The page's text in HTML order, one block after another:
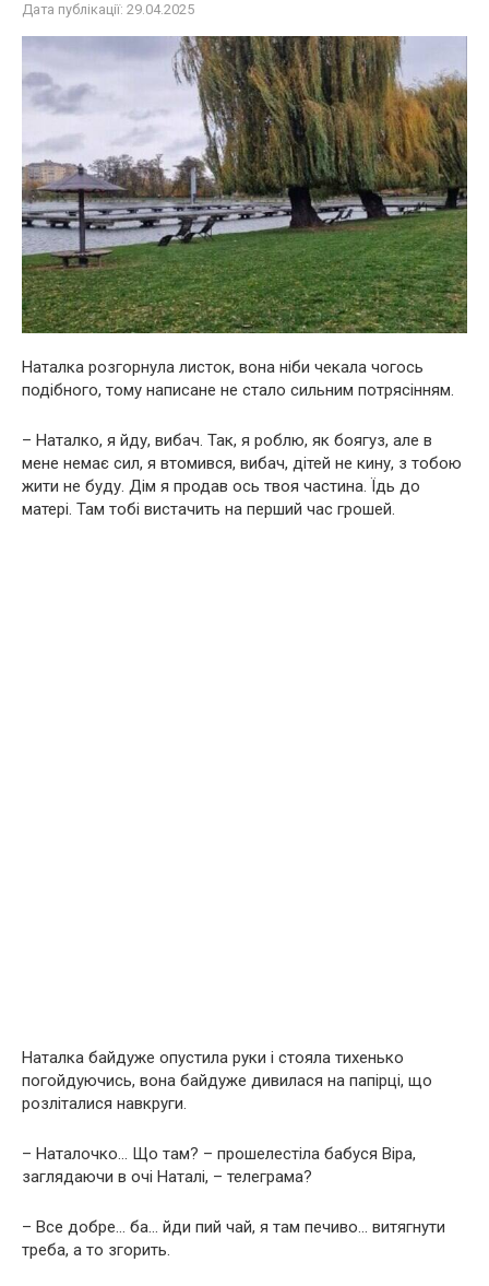
Дата публікації: 29.04.2025
Наталка розгорнула листок, вона ніби чекала чогось
подібного, тому написане не стало сильним потрясінням.
– Наталко, я йду, вибач. Так, я роблю, як боягуз, але в
мене немає сил, я втомився, вибач, дітей не кину, з тобою
жити не буду. Дім я продав ось твоя частина. Їдь до
матері. Там тобі вистачить на перший час грошей.
Наталка байдуже опустила руки і стояла тихенько
погойдуючись, вона байдуже дивилася на папірці, що
розліталися навкруги.
– Наталочко… Що там? – прошелестіла бабуся Віра,
заглядаючи в очі Наталі, – телеграма?
– Все добре… ба… йди пий чай, я там печиво… витягнути
треба, а то згорить.